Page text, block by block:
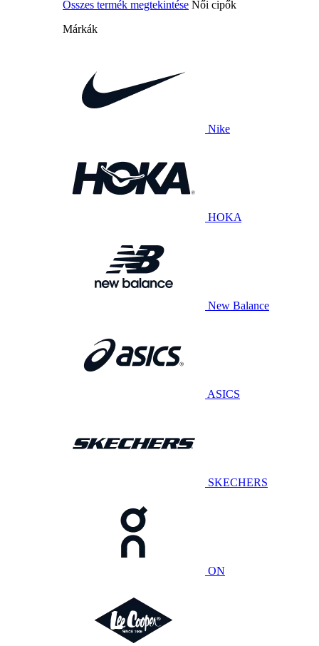
Összes termék megtekintése Női cipők
Márkák
Nike
HOKA
New Balance
ASICS
SKECHERS
ON